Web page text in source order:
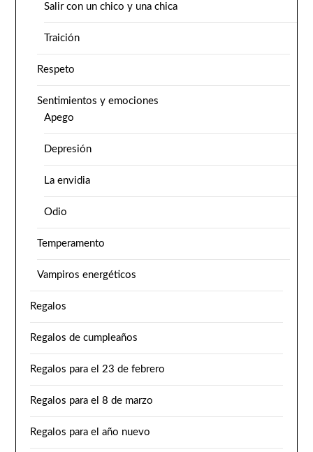
Salir con un chico y una chica
Traición
Respeto
Sentimientos y emociones
Apego
Depresión
La envidia
Odio
Temperamento
Vampiros energéticos
Regalos
Regalos de cumpleaños
Regalos para el 23 de febrero
Regalos para el 8 de marzo
Regalos para el año nuevo